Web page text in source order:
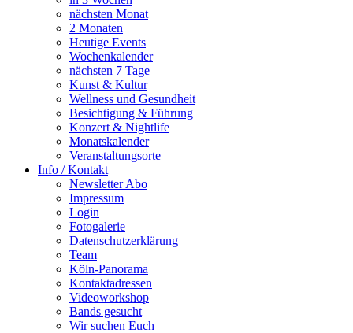
nächsten Monat
2 Monaten
Heutige Events
Wochenkalender
nächsten 7 Tage
Kunst & Kultur
Wellness und Gesundheit
Besichtigung & Führung
Konzert & Nightlife
Monatskalender
Veranstaltungsorte
Info / Kontakt
Newsletter Abo
Impressum
Login
Fotogalerie
Datenschutzerklärung
Team
Köln-Panorama
Kontaktadressen
Videoworkshop
Bands gesucht
Wir suchen Euch